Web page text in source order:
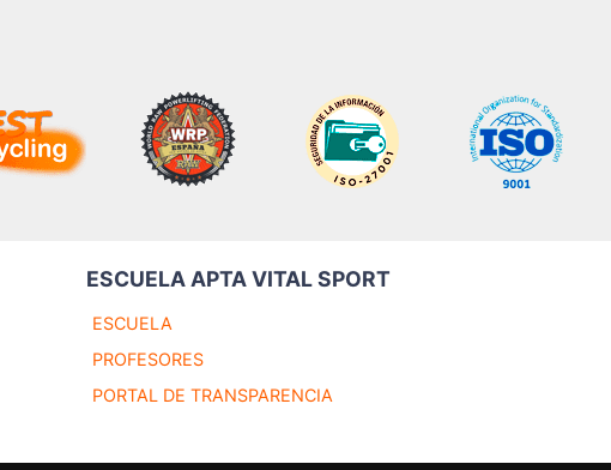
ESCUELA APTA VITAL SPORT
ESCUELA
PROFESORES
PORTAL DE TRANSPARENCIA